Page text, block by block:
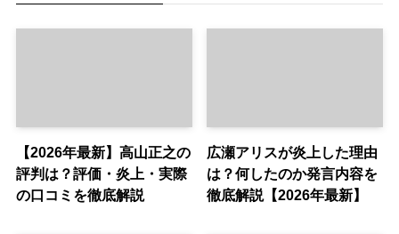
【2026年最新】高山正之の
評判は？評価・炎上・実際
の口コミを徹底解説
広瀬アリスが炎上した理由
は？何したのか発言内容を
徹底解説【2026年最新】